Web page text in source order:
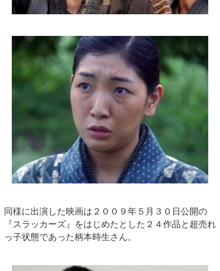
同様に出演した映画は２００９年５月３０日公開の
『スラッカーズ』をはじめたとした２４作品と超売れ
っ子状態であった柄本時生さん。